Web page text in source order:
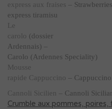
express aux fraises – Strawberries
express tiramisu
Le
carolo (dossier
Ardennais) –
Carolo (Ardennes Speciality)
Mousse
rapide Cappuccino –
Cannoli Sicilien – Cannoli
Crumble aux pommes,